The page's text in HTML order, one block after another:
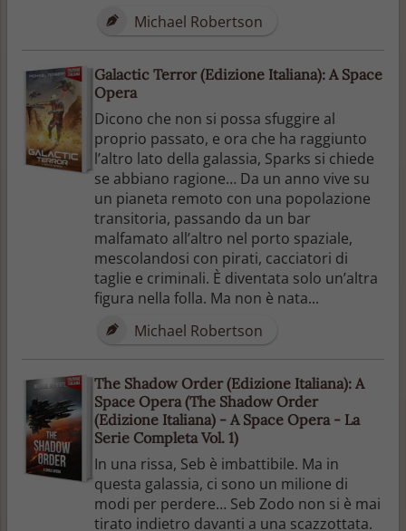
Michael Robertson
Galactic Terror (Edizione Italiana): A Space
Opera
Dicono che non si possa sfuggire al
proprio passato, e ora che ha raggiunto
l’altro lato della galassia, Sparks si chiede
se abbiano ragione… Da un anno vive su
un pianeta remoto con una popolazione
transitoria, passando da un bar
malfamato all’altro nel porto spaziale,
mescolandosi con pirati, cacciatori di
taglie e criminali. È diventata solo un’altra
figura nella folla. Ma non è nata...
Michael Robertson
The Shadow Order (Edizione Italiana): A
Space Opera (The Shadow Order
(Edizione Italiana) - A Space Opera - La
Serie Completa Vol. 1)
In una rissa, Seb è imbattibile. Ma in
questa galassia, ci sono un milione di
modi per perdere… Seb Zodo non si è mai
tirato indietro davanti a una scazzottata.